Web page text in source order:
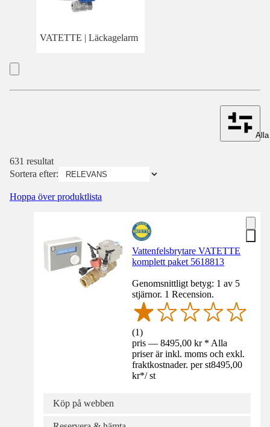
VATETTE | Läckagelarm
631 resultat
Sortera efter:
Hoppa över produktlista
Vattenfelsbrytare VATETTE
komplett paket 5618813
Genomsnittligt betyg: 1 av 5
stjärnor. 1 Recension.
(1)
pris — 8495,00 kr * Alla
priser är inkl. moms och exkl.
fraktkostnader. per st8495,00
kr*/ st
Köp på webben